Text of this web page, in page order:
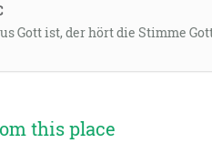
Gott ist, der hört die Stimme
this place